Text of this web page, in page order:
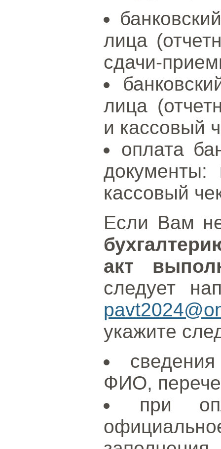
лица
сдачи-
лица
и кассовый
оплата
документы:
кассовый
Если Вам
акт
следует
укажите
ФИО,
при